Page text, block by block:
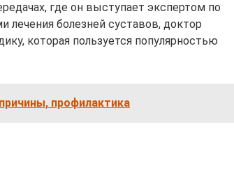
где он выступает экспертом по
болезней суставов, доктор
которая пользуется популярностью
профилактика